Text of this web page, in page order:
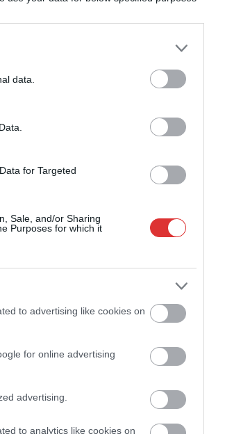
data.
for Targeted
Sale, and/or Sharing
Purposes for which it
to advertising like cookies on
for online advertising
advertising.
to analytics like cookies on
az előtte-utána képeket,
feltétlenül ajánlott ez a
a...
évvel
Ilyenek
hőhullám
Nem biztató:
héten
hőség jön,
Közzétették
fák többsége
A MÚOSZ
Borsod24
szennyezéséről
Tánccal,
Jászberény,
klíma
Átszervezi
is érintett
Tragédiába
emeltek vádat